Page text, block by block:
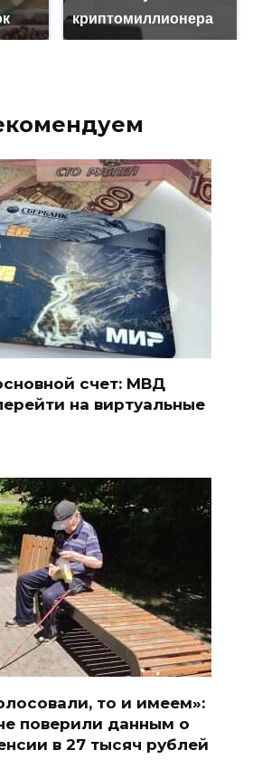
криптомиллионера
счет: МВД
на виртуальные
то и имеем»:
поверили данным о
в 27 тысяч рублей